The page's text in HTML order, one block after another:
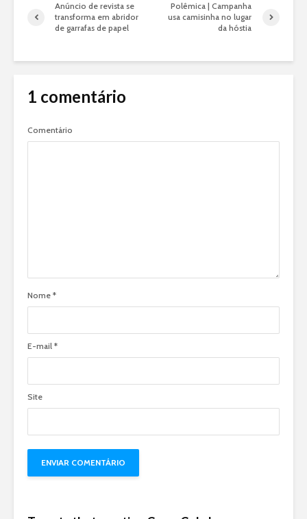
Anúncio de revista se
transforma em abridor
de garrafas de papel
Polêmica | Campanha
usa camisinha no lugar
da hóstia
1 comentário
Comentário
Nome *
E-mail *
Site